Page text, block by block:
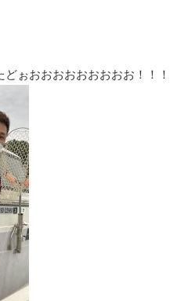
ぉおおおおおおおおお！！！